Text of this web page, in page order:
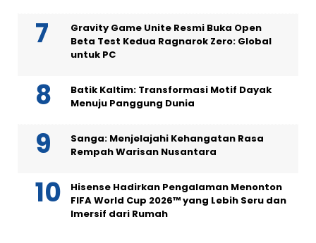
Gravity Game Unite Resmi Buka Open
Beta Test Kedua Ragnarok Zero: Global
untuk PC
Batik Kaltim: Transformasi Motif Dayak
Menuju Panggung Dunia
Sanga: Menjelajahi Kehangatan Rasa
Rempah Warisan Nusantara
Hisense Hadirkan Pengalaman Menonton
FIFA World Cup 2026™ yang Lebih Seru dan
Imersif dari Rumah